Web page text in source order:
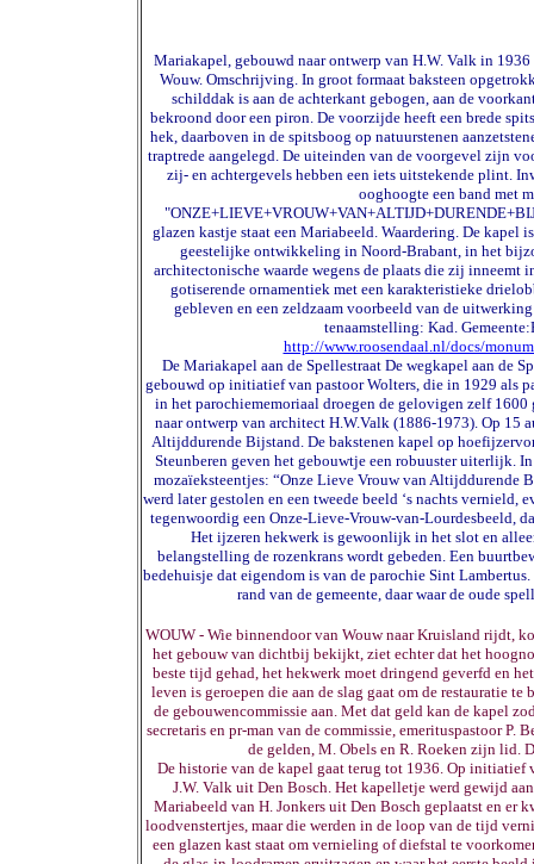
Mariakapel, gebouwd naar ontwerp van H.W. Valk in
Wouw. Omschrijving. In groot formaat baksteen
schilddak is aan de achterkant gebogen, aan de
bekroond door een piron. De voorzijde heeft een brede
hek, daarboven in de spitsboog op natuurstenen
traptrede aangelegd. De uiteinden van de voorgevel zijn
zij- en achtergevels hebben een iets uitstekende plint.
ooghoogte een band met
glazen kastje staat een Mariabeeld. Waardering. De
geestelijke ontwikkeling in Noord-Brabant, in het
architectonische waarde wegens de plaats die zij
gotiserende ornamentiek met een karakteristieke
gebleven en een zeldzaam voorbeeld van de
tenaamstelling: Kad.
http://www.roosendaal.nl/docs/
De Mariakapel aan de Spellestraat De wegkapel aan de
gebouwd op initiatief van pastoor Wolters, die in 1929 als
in het parochiememoriaal droegen de gelovigen zelf
naar ontwerp van architect H.W.Valk (1886-1973). Op 15
Altijddurende Bijstand. De bakstenen kapel op
Steunberen geven het gebouwtje een robuuster uiterlijk.
mozaïeksteentjes: “Onze Lieve Vrouw van Altijddurende
werd later gestolen en een tweede beeld ‘s nachts
tegenwoordig een Onze-Lieve-Vrouw-van-Lourdesbeeld,
Het ijzeren hekwerk is gewoonlijk in het slot en
belangstelling de rozenkrans wordt gebeden. Een
bedehuisje dat eigendom is van de parochie Sint
rand van de gemeente, daar waar de oude
WOUW - Wie binnendoor van Wouw naar Kruisland rijdt,
het gebouw van dichtbij bekijkt, ziet echter dat het
beste tijd gehad, het hekwerk moet dringend geverfd en
leven is geroepen die aan de slag gaat om de restauratie
de gebouwencommissie aan. Met dat geld kan de kapel
secretaris en pr-man van de commissie, emerituspastoor P.
de gelden, M. Obels en R. Roeken zijn lid.
De historie van de kapel gaat terug tot 1936. Op initiatief
J.W. Valk uit Den Bosch. Het kapelletje werd gewijd
Mariabeeld van H. Jonkers uit Den Bosch geplaatst en er
loodvenstertjes, maar die werden in de loop van de tijd
een glazen kast staat om vernieling of diefstal te